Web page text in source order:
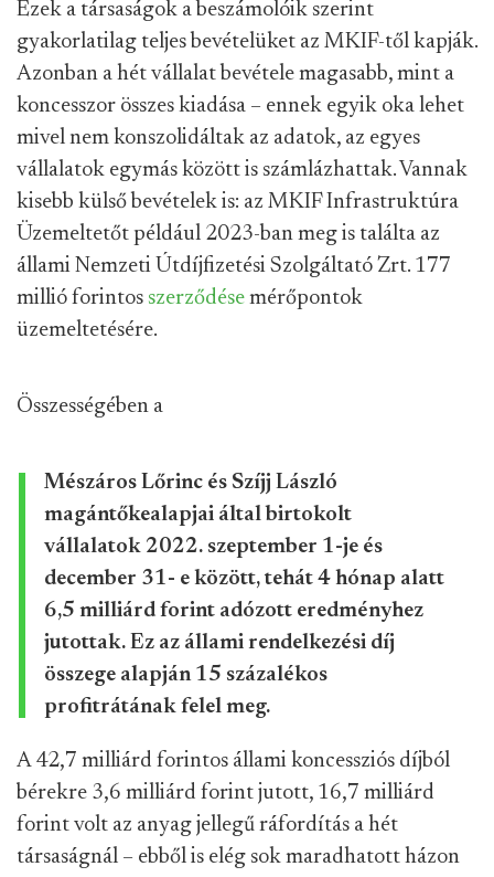
Ezek a társaságok a beszámolóik szerint
gyakorlatilag teljes bevételüket az MKIF-től kapják.
Azonban a hét vállalat bevétele magasabb, mint a
koncesszor összes kiadása – ennek egyik oka lehet
mivel nem konszolidáltak az adatok, az egyes
vállalatok egymás között is számlázhattak. Vannak
kisebb külső bevételek is: az MKIF Infrastruktúra
Üzemeltetőt például 2023-ban meg is találta az
állami Nemzeti Útdíjfizetési Szolgáltató Zrt. 177
millió forintos szerződése mérőpontok
üzemeltetésére.
Összességében a
Mészáros Lőrinc és Szíjj László
magántőkealapjai által birtokolt
vállalatok 2022. szeptember 1-je és
december 31- e között, tehát 4 hónap alatt
6,5 milliárd forint adózott eredményhez
jutottak. Ez az állami rendelkezési díj
összege alapján 15 százalékos
profitrátának felel meg.
A 42,7 milliárd forintos állami koncessziós díjból
bérekre 3,6 milliárd forint jutott, 16,7 milliárd
forint volt az anyag jellegű ráfordítás a hét
társaságnál – ebből is elég sok maradhatott házon